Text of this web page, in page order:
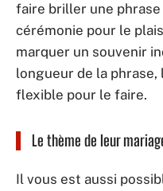
faire briller une
cérémonie pour le
marquer un souvenir
longueur de la phrase,
flexible pour le faire.
Le thème de leur
Il vous est aussi